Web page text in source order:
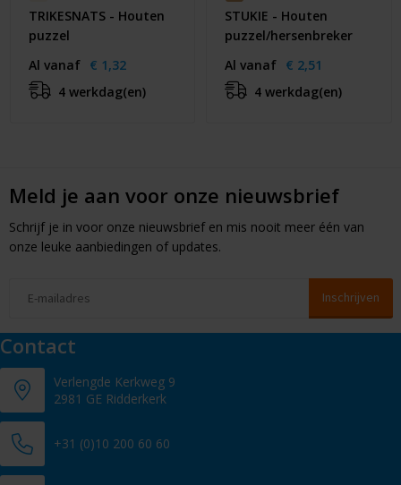
TRIKESNATS - Houten
puzzel
Al vanaf € 1,32
4 werkdag(en)
STUKIE - Houten
puzzel/hersenbreker
Al vanaf € 2,51
4 werkdag(en)
Meld je aan voor onze nieuwsbrief
Schrijf je in voor onze nieuwsbrief en mis nooit meer één van
onze leuke aanbiedingen of updates.
Contact
Verlengde Kerkweg 9
2981 GE Ridderkerk
+31 (0)10 200 60 60